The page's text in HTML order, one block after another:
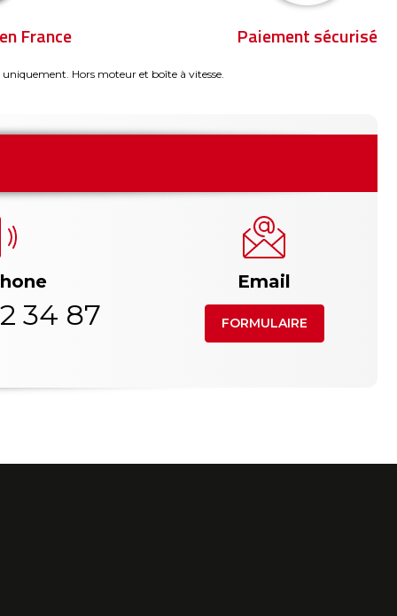
France Paiement sécurisé
Hors moteur et boîte à vitesse.
34 87
Email
FORMULAIRE